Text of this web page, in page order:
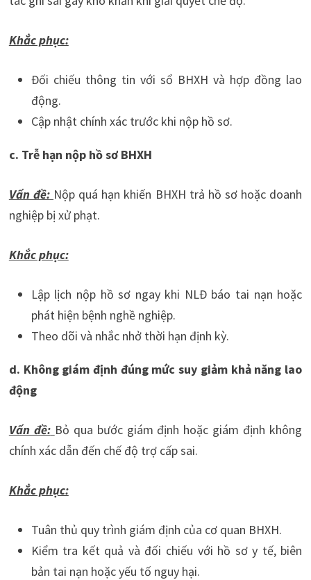
Khắc phục:
Đối chiếu thông tin với sổ BHXH và hợp đồng lao
động.
Cập nhật chính xác trước khi nộp hồ sơ.
c. Trễ hạn nộp hồ sơ BHXH
Vấn đề: Nộp quá hạn khiến BHXH trả hồ sơ hoặc doanh
nghiệp bị xử phạt.
Khắc phục:
Lập lịch nộp hồ sơ ngay khi NLĐ báo tai nạn hoặc
phát hiện bệnh nghề nghiệp.
Theo dõi và nhắc nhở thời hạn định kỳ.
d. Không giám định đúng mức suy giảm khả năng lao
động
Vấn đề: Bỏ qua bước giám định hoặc giám định không
chính xác dẫn đến chế độ trợ cấp sai.
Khắc phục:
Tuân thủ quy trình giám định của cơ quan BHXH.
Kiểm tra kết quả và đối chiếu với hồ sơ y tế, biên
bản tai nạn hoặc yếu tố nguy hại.